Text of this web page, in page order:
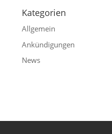
Kategorien
Allgemein
Ankündigungen
News